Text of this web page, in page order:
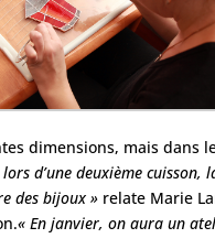
dimensions, mais dans
d’une deuxième
des bijoux » relate Marie
« En janvier, on aura un